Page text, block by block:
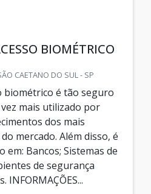
BIOMÉTRICO
CAETANO DO SUL - SP
biométrico é tão seguro
mais utilizado por
dos mais
mercado. Além disso, é
Bancos; Sistemas de
de segurança